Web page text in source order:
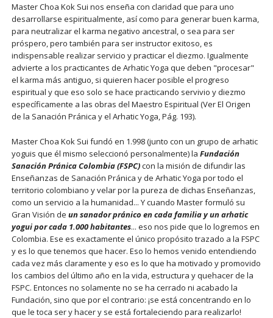
Master Choa Kok Sui nos enseña con claridad que para uno
desarrollarse espiritualmente, así como para generar buen karma,
para neutralizar el karma negativo ancestral, o sea para ser
próspero, pero también para ser instructor exitoso, es
indispensable realizar servicio y practicar el diezmo. Igualmente
advierte a los practicantes de Arhatic Yoga que deben "procesar"
el karma más antiguo, si quieren hacer posible el progreso
espiritual y que eso solo se hace practicando servivio y diezmo
específicamente a las obras del Maestro Espiritual (Ver El Origen
de la Sanación Pránica y el Arhatic Yoga, Pág. 193).
Master Choa Kok Sui fundó en 1.998 (junto con un grupo de arhatic
yoguis que él mismo seleccionó personalmente) la Fundación
Sanación Pránica Colombia (FSPC)con la misión de difundir las
Enseñanzas de Sanación Pránica y de Arhatic Yoga por todo el
territorio colombiano y velar por la pureza de dichas Enseñanzas,
como un servicio a la humanidad... Y cuando Master formuló su
Gran Visión de un sanador pránico en cada familia y un arhatic
yogui por cada 1.000 habitantes... eso nos pide que lo logremos en
Colombia. Ese es exactamente el único propósito trazado a la FSPC
y es lo que tenemos que hacer. Eso lo hemos venido entendiendo
cada vez más claramente y eso es lo que ha motivado y promovido
los cambios del último año en la vida, estructura y quehacer de la
FSPC. Entonces no solamente no se ha cerrado ni acabado la
Fundación, sino que por el contrario: ¡se está concentrando en lo
que le toca ser y hacer y se está fortaleciendo para realizarlo!